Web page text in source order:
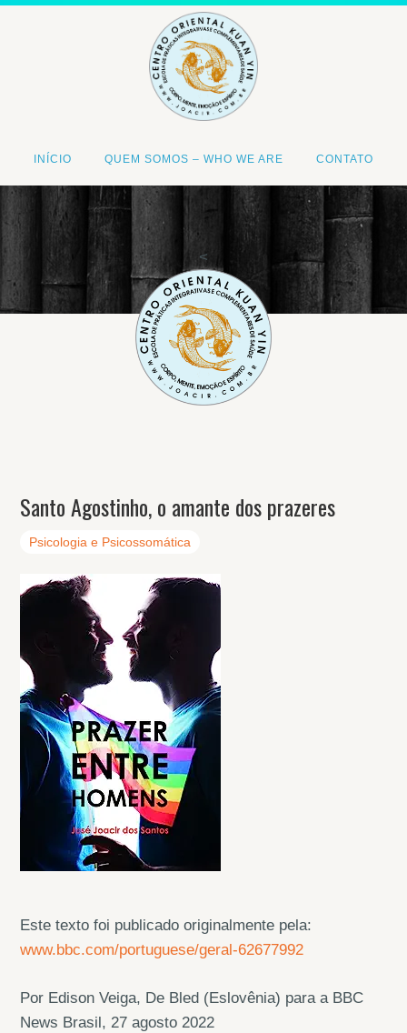
INÍCIO QUEM SOMOS – WHO WE ARE CONTATO
<
Santo Agostinho, o amante dos prazeres
Psicologia e Psicossomática
Este texto foi publicado originalmente pela:
www.bbc.com/portuguese/geral-62677992
Por Edison Veiga, De Bled (Eslovênia) para a BBC
News Brasil, 27 agosto 2022